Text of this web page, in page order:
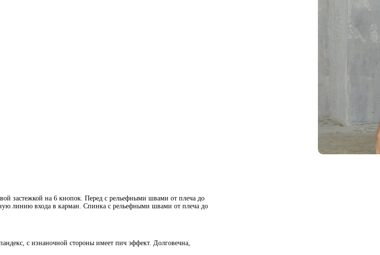
застежкой на 6 кнопок. Перед с рельефными швами от плеча до
линию входа в карман. Спинка с рельефными швами от плеча до
с изнаночной стороны имеет пич эффект. Долговечна,